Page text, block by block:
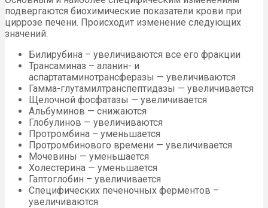
подвергаются биохимические показатели крови при
циррозе печени. Происходит изменение следующих
значений:
Билирубина – увеличиваются все его фракции
Трансаминаз – аланин- и
аспартатаминотрансферазы — увеличиваются
Гамма-глутамилтранспептидазы — увеличивается
Щелочной фосфатазы — увеличивается
Альбуминов — снижаются
Глобулинов — увеличиваются
Протромбина – уменьшается
Протромбинового времени — увеличивается
Мочевины — уменьшается
Холестерина — уменьшается
Гаптоглобин – увеличивается
Специфических печеночных ферментов –
увеличиваются